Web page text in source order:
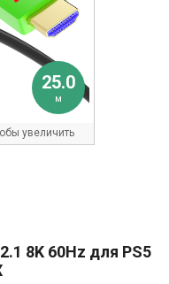
25.0
м
увеличить
8K 60Hz для PS5